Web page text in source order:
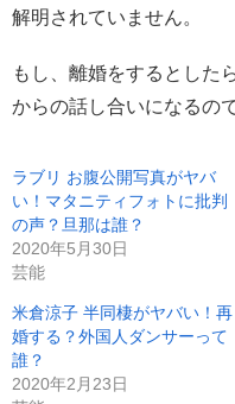
解明されていません。
もし、離婚をするとした
からの話し合いになるの
ラブリ お腹公開写真がヤバ
い！マタニティフォトに批判
の声？旦那は誰？
2020年5月30日
芸能
米倉涼子 半同棲がヤバい！再
婚する？外国人ダンサーって
誰？
2020年2月23日